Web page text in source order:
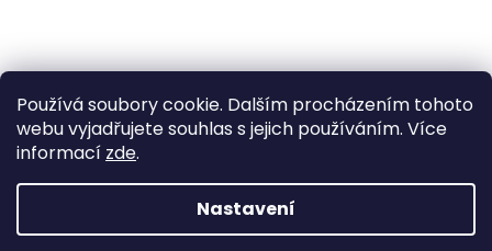
Používá soubory cookie. Dalším procházením tohoto
webu vyjadřujete souhlas s jejich používáním. Více
informací zde.
Nastavení
Vytvořil Shoptet